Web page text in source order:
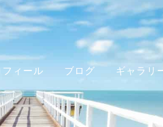
フィール ブログ ギャラリ